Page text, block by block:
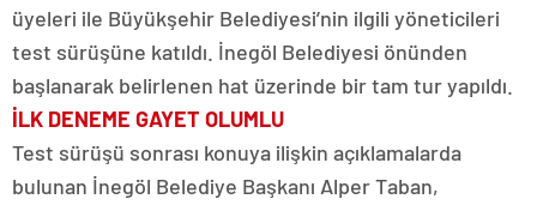
üyeleri ile Büyükşehir Belediyesi’nin ilgili yöneticileri
test sürüşüne katıldı. İnegöl Belediyesi önünden
başlanarak belirlenen hat üzerinde bir tam tur yapıldı.
İLK DENEME GAYET OLUMLU
Test sürüşü sonrası konuya ilişkin açıklamalarda
bulunan İnegöl Belediye Başkanı Alper Taban,